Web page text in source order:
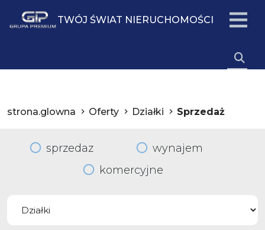
TWÓJ ŚWIAT NIERUCHOMOŚCI
strona.glowna Oferty Działki Sprzedaż
sprzedaz
wynajem
komercyjne